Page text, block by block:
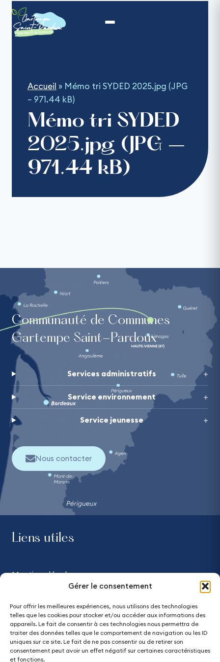
Gérer le consentement
Pour offrir les meilleures expériences, nous utilisons des technologies
telles que les cookies pour stocker et/ou accéder aux informations des
appareils. Le fait de consentir à ces technologies nous permettra de
traiter des données telles que le comportement de navigation ou les ID
uniques sur ce site. Le fait de ne pas consentir ou de retirer son
consentement peut avoir un effet négatif sur certaines caractéristiques
et fonctions.
contenu
Accueil » Mémo tri SYDED 2025.jpg (JPG
– 971.44 kB)
Mémo tri SYDED
2025.jpg (JPG –
971.44 kB)
Communauté de Communes
Gartempe Saint-Pardoux
Services administratifs
Service environnement
Service jeunesse
Nous contacter
Liens utiles
Mentions légales
Accessibilité - partiellement conforme
Plan du site